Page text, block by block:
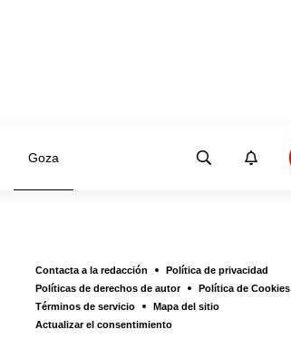
Goza
Contacta a la redacción
Política de privacidad
Políticas de derechos de autor
Política de Cookies
Términos de servicio
Mapa del sitio
Actualizar el consentimiento